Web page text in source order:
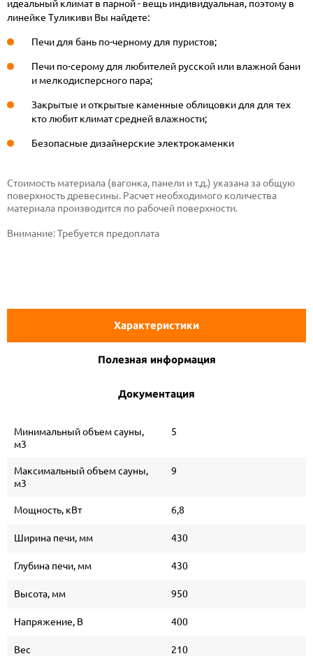
идеальный климат в парной - вещь индивидуальная, поэтому в
линейке Туликиви Вы найдете:
Печи для бань по-черному для пуристов;
Печи по-серому для любителей русской или влажной бани
и мелкодисперсного пара;
Закрытые и открытые каменные облицовки для для тех
кто любит климат средней влажности;
Безопасные дизайнерские электрокаменки
Стоимость материала (вагонка, панели и т.д.) указана за общую
поверхность древесины. Расчет необходимого количества
материала производится по рабочей поверхности.
Внимание:Требуется предоплата
Характеристики
Полезная информация
Документация
Минимальный объем сауны,
м3
5
Максимальный объем сауны,
м3
9
Мощность, кВт 6,8
Ширина печи, мм 430
Глубина печи, мм 430
Высота, мм 950
Напряжение, В 400
Вес 210